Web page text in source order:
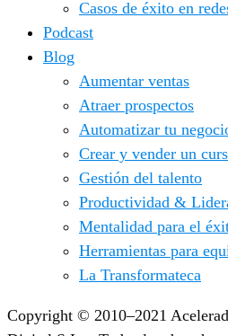
Casos de éxito en
Podcast
Blog
Aumentar ventas
Atraer prospectos
Automatizar tu
Crear y vender un
Gestión del talento
Productividad &
Mentalidad para el
Herramientas para
La Transformateca
Copyright © 2010–2021